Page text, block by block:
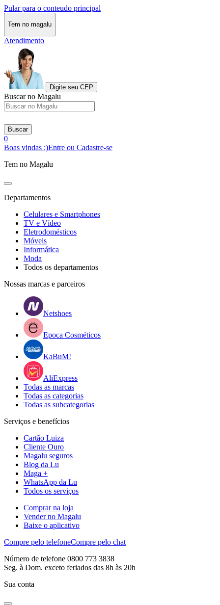
Pular para o conteudo principal
Tem no magalu
Atendimento
Digite seu CEP
Buscar no Magalu
Buscar
0
Boas vindas :)Entre ou Cadastre-se
Tem no Magalu
Departamentos
Celulares e Smartphones
TV e Vídeo
Eletrodomésticos
Móveis
Informática
Moda
Todos os departamentos
Nossas marcas e parceiros
Netshoes
Epoca Cosméticos
KaBuM!
AliExpress
Todas as marcas
Todas as categorias
Todas as subcategorias
Serviços e benefícios
Cartão Luiza
Cliente Ouro
Magalu seguros
Blog da Lu
Maga +
WhatsApp da Lu
Todos os serviços
Comprar na loja
Vender no Magalu
Baixe o aplicativo
Compre pelo telefoneCompre pelo chat
Número de telefone 0800 773 3838
Seg. à Dom. exceto feriados das 8h às 20h
Sua conta